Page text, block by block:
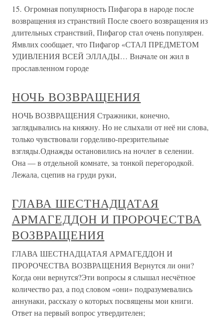
15. Огромная популярность Пифагора в народе после
возвращения из странствий После своего возвращения из
длительных странствий, Пифагор стал очень популярен.
Ямвлих сообщает, что Пифагор «СТАЛ ПРЕДМЕТОМ
УДИВЛЕНИЯ ВСЕЙ ЭЛЛАДЫ… Вначале он жил в
прославленном городе
НОЧЬ ВОЗВРАЩЕНИЯ
НОЧЬ ВОЗВРАЩЕНИЯ Стражники, конечно,
заглядывались на княжну. Но не слыхали от неё ни слова,
только чувствовали горделиво-презрительные
взгляды.Однажды остановились на ночлег в селении.
Она — в отдельной комнате, за тонкой перегородкой.
Лежала, сцепив на груди руки,
ГЛАВА ШЕСТНАДЦАТАЯ
АРМАГЕДДОН И ПРОРОЧЕСТВА
ВОЗВРАЩЕНИЯ
ГЛАВА ШЕСТНАДЦАТАЯ АРМАГЕДДОН И
ПРОРОЧЕСТВА ВОЗВРАЩЕНИЯ Вернутся ли они?
Когда они вернутся?Эти вопросы я слышал несчётное
количество раз, а под словом «они» подразумевались
аннунаки, рассказу о которых посвящены мои книги.
Ответ на первый вопрос утвердителен;